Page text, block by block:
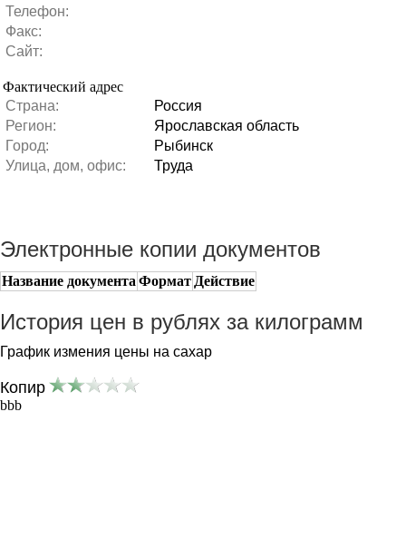
Телефон:
Факс:
Сайт:
Фактический адрес
Страна:
Россия
Регион:
Ярославская область
Город:
Рыбинск
Улица, дом, офис:
Труда
Электронные копии документов
Название документа Формат Действие
История цен в рублях за килограмм
График измения цены на сахар
Копир
bbb